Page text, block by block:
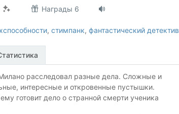
Награды 6
, стимпанк, фантастический детектив
расследовал разные дела. Сложные и
интересные и откровенные пустышки.
готовит дело о странной смерти ученика